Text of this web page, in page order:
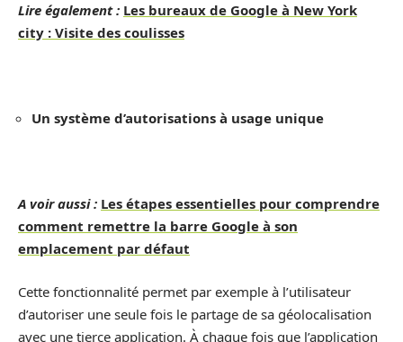
Lire également : Les bureaux de Google à New York
city : Visite des coulisses
Un système d’autorisations à usage unique
A voir aussi : Les étapes essentielles pour comprendre
comment remettre la barre Google à son
emplacement par défaut
Cette fonctionnalité permet par exemple à l’utilisateur
d’autoriser une seule fois le partage de sa géolocalisation
avec une tierce application. À chaque fois que l’application